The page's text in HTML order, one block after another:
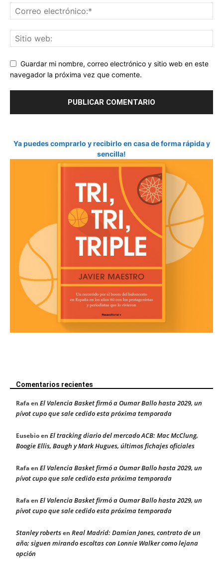
Guardar mi nombre, correo electrónico y sitio web en este
navegador la próxima vez que comente.
Ya puedes comprarlo y recibirlo en casa de forma rápida y
sencilla!
Comentarios recientes
Rafaen El Valencia Basket firmó a Oumar Ballo hasta 2029, un
pívot cupo que sale cedido esta próxima temporada
Eusebioen El tracking diario del mercado ACB: Mac McClung,
Boogie Ellis, Baugh y Mark Hugues, últimos fichajes oficiales
Rafaen El Valencia Basket firmó a Oumar Ballo hasta 2029, un
pívot cupo que sale cedido esta próxima temporada
Rafaen El Valencia Basket firmó a Oumar Ballo hasta 2029, un
pívot cupo que sale cedido esta próxima temporada
Stanley robertsen Real Madrid: Damian Jones, contrato de un
año; siguen mirando escoltas con Lonnie Walker como lejana
opción